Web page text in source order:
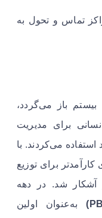
تماس و تحول به
باز می‌گردد،
برای مدیریت
می‌کردند. با
برای توزیع
شد. در دهه
به‌عنوان اولین